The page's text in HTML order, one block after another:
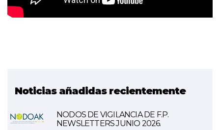
Noticias añadidas recientemente
NODOS DE VIGILANCIA DE F.P.
NEWSLETTERS JUNIO 2026.